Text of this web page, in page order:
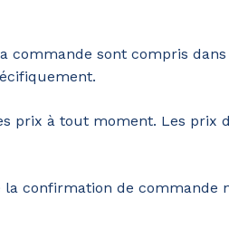
sont compris
prix à tout moment. Les prix
confirmation de commande